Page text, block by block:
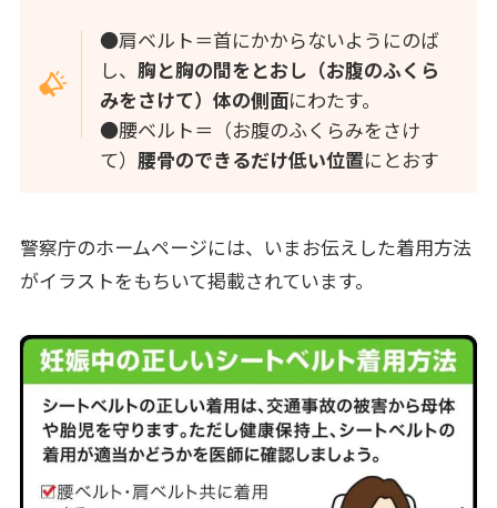
●肩ベルト＝首にかからないようにのば
し、胸と胸の間をとおし（お腹のふくら
みをさけて）体の側面にわたす。
●腰ベルト＝（お腹のふくらみをさけ
て）腰骨のできるだけ低い位置にとおす
警察庁のホームページには、いまお伝えした着用方法
がイラストをもちいて掲載されています。